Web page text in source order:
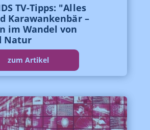
TV-Tipps: "Alles
Karawankenbär –
im Wandel von
Natur
zum Artikel